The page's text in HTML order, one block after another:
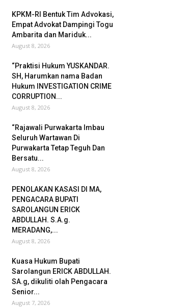
KPKM-RI Bentuk Tim Advokasi,
Empat Advokat Dampingi Togu
Ambarita dan Mariduk...
August 8, 2026
“Praktisi Hukum YUSKANDAR.
SH, Harumkan nama Badan
Hukum INVESTIGATION CRIME
CORRUPTION...
August 8, 2026
“Rajawali Purwakarta Imbau
Seluruh Wartawan Di
Purwakarta Tetap Teguh Dan
Bersatu...
August 8, 2026
PENOLAKAN KASASI DI MA,
PENGACARA BUPATI
SAROLANGUN ERICK
ABDULLAH. S.A.g.
MERADANG,...
August 8, 2026
Kuasa Hukum Bupati
Sarolangun ERICK ABDULLAH.
SA.g, dikuliti olah Pengacara
Senior...
August 7, 2026